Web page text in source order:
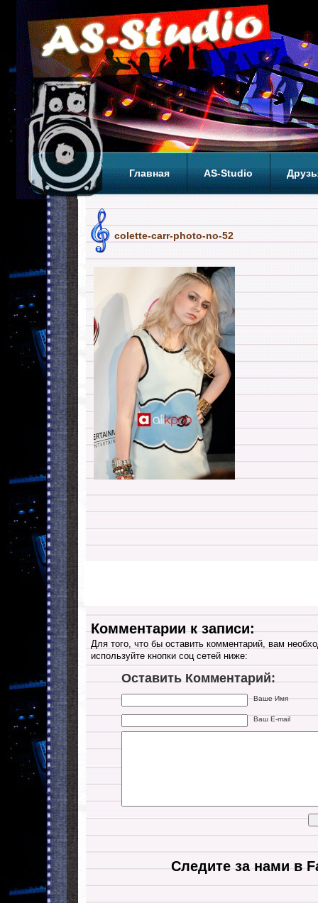
Главная AS-Studio
colette-carr-photo-no-52
Комментарии к записи:
Для того, что бы оставить комментарий, вам
используйте кнопки соц сетей ниже:
Оставить Комментарий:
Ваше Имя
Ваш E-mail
Следите за нами в